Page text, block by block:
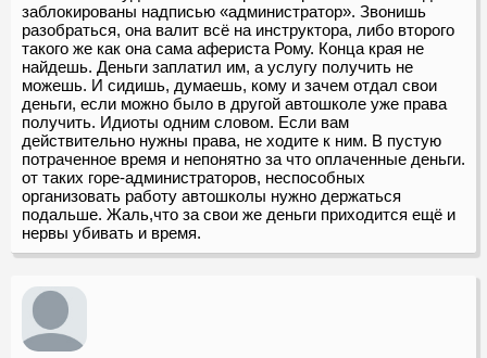
заблокированы надписью «администратор». Звонишь
разобраться, она валит всё на инструктора, либо второго
такого же как она сама афериста Рому. Конца края не
найдешь. Деньги заплатил им, а услугу получить не
можешь. И сидишь, думаешь, кому и зачем отдал свои
деньги, если можно было в другой автошколе уже права
получить. Идиоты одним словом. Если вам
действительно нужны права, не ходите к ним. В пустую
потраченное время и непонятно за что оплаченные деньги.
от таких горе-администраторов, неспособных
организовать работу автошколы нужно держаться
подальше. Жаль,что за свои же деньги приходится ещё и
нервы убивать и время.